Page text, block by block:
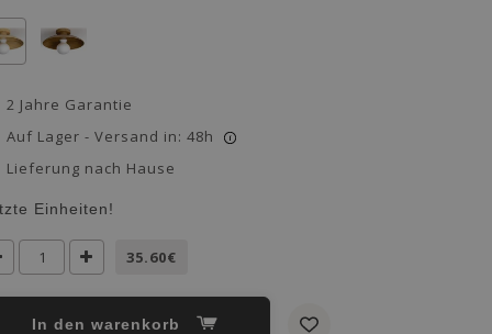
2 Jahre Garantie
Auf Lager - Versand in: 48h
i
Lieferung nach Hause
Einheiten!
35.60€
in den warenkorb